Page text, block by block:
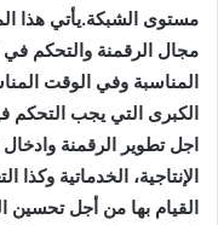
مستوى الشبكة.يأتي هذا
مجال الرقمنة والتحكم في
المناسبة وفي الوقت
الكبرى التي يجب التحكم
اجل تطوير الرقمنة
الإنتاجية، الخدماتية
القيام بها من أجل تحسين